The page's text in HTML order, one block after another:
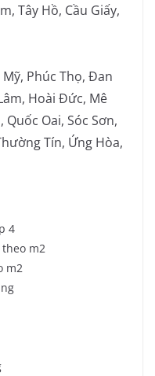
Tây Hồ, Cầu Giấy,
Phúc Thọ, Đan
Hoài Đức, Mê
Oai, Sóc Sơn,
Tín, Ứng Hòa,
4
m2
m2